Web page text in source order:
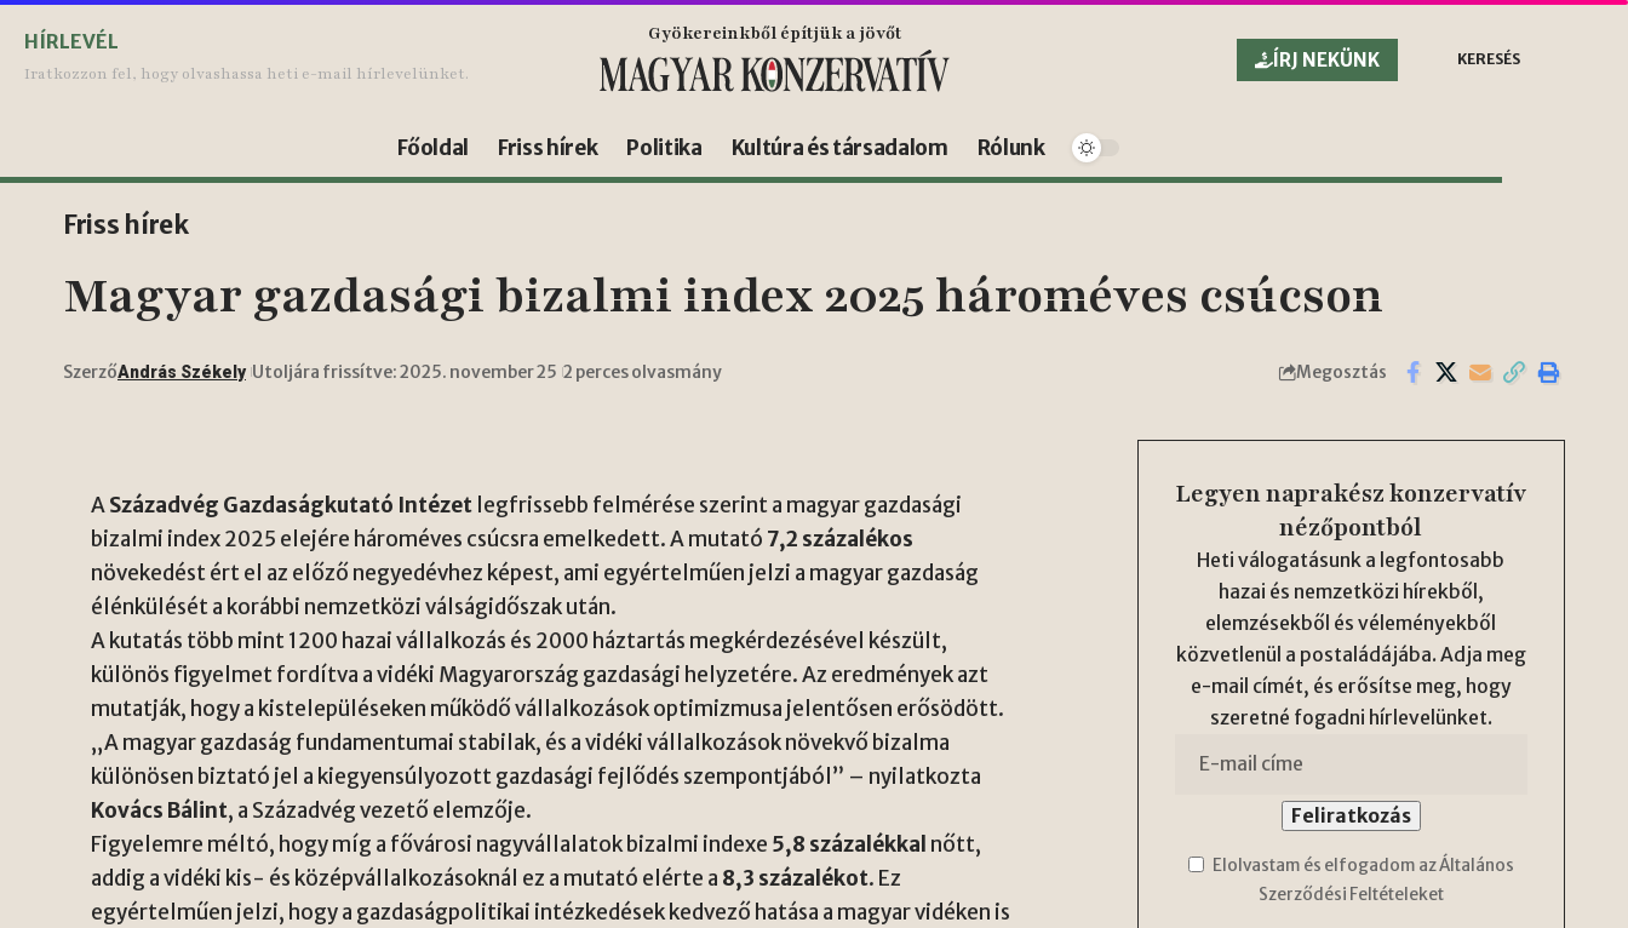
HÍRLEVÉL
Iratkozzon fel, hogy olvashassa heti e-mail hírlevelünket.
Gyökereinkből építjük a jövőt
ÍRJ NEKÜNK
KERESÉS
Főoldal Friss hírek Politika Kultúra és társadalom Rólunk
Friss hírek
Magyar gazdasági bizalmi index 2025 hároméves csúcson
SzerzőAndrás Székely Utoljára frissítve: 2025. november 25 2 perces olvasmány Megosztás
ASzázadvég Gazdaságkutató Intézet legfrissebb felmérése szerint a magyar gazdasági
bizalmi index 2025 elejére hároméves csúcsra emelkedett. A mutató 7,2 százalékos
növekedést ért el az előző negyedévhez képest, ami egyértelműen jelzi a magyar gazdaság
élénkülését a korábbi nemzetközi válságidőszak után.
A kutatás több mint 1200 hazai vállalkozás és 2000 háztartás megkérdezésével készült,
különös figyelmet fordítva a vidéki Magyarország gazdasági helyzetére. Az eredmények azt
mutatják, hogy a kistelepüléseken működő vállalkozások optimizmusa jelentősen erősödött.
„A magyar gazdaság fundamentumai stabilak, és a vidéki vállalkozások növekvő bizalma
különösen biztató jel a kiegyensúlyozott gazdasági fejlődés szempontjából” – nyilatkozta
Kovács Bálint, a Századvég vezető elemzője.
Figyelemre méltó, hogy míg a fővárosi nagyvállalatok bizalmi indexe 5,8 százalékkal nőtt,
addig a vidéki kis- és középvállalkozásoknál ez a mutató elérte a 8,3 százalékot. Ez
egyértelműen jelzi, hogy a gazdaságpolitikai intézkedések kedvező hatása a magyar vidéken is
Legyen naprakész konzervatív
nézőpontból
Heti válogatásunk a legfontosabb
hazai és nemzetközi hírekből,
elemzésekből és véleményekből
közvetlenül a postaládájába. Adja meg
e-mail címét, és erősítse meg, hogy
szeretné fogadni hírlevelünket.
Elolvastam és elfogadom az Általános
Szerződési Feltételeket